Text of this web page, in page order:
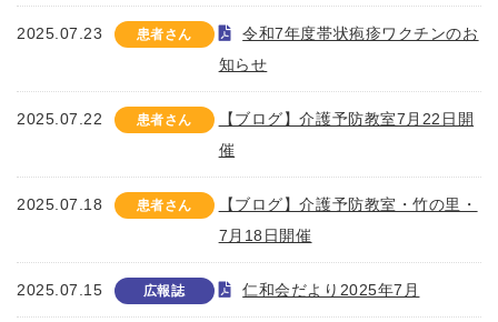
2025.07.23 患者さん
令和7年度帯状疱疹ワクチンのお
知らせ
2025.07.22 患者さん
【ブログ】介護予防教室7月22日開
催
2025.07.18 患者さん
【ブログ】介護予防教室・竹の里・
7月18日開催
2025.07.15 広報誌 仁和会だより2025年7月